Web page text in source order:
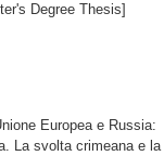
Degree Thesis]
Europea e Russia:
La svolta crimeana e la